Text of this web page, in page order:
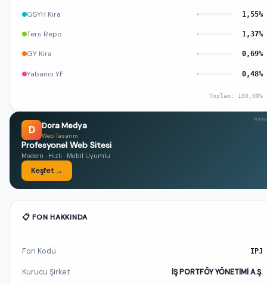
GSYH Kira 1,55%
Ters Repo 1,37%
GY Kira 0,69%
Yabancı YF 0,48%
Toplam: 100,00%
D Dora Medya
Web Tasarım
Profesyonel Web Sitesi
Modern · Hızlı · Mobil Uyumlu
Keşfet →
📋 FON HAKKINDA
Fon Kodu IPJ
Kurucu Şirket İŞ PORTFÖY YÖNETİMİ A.Ş.